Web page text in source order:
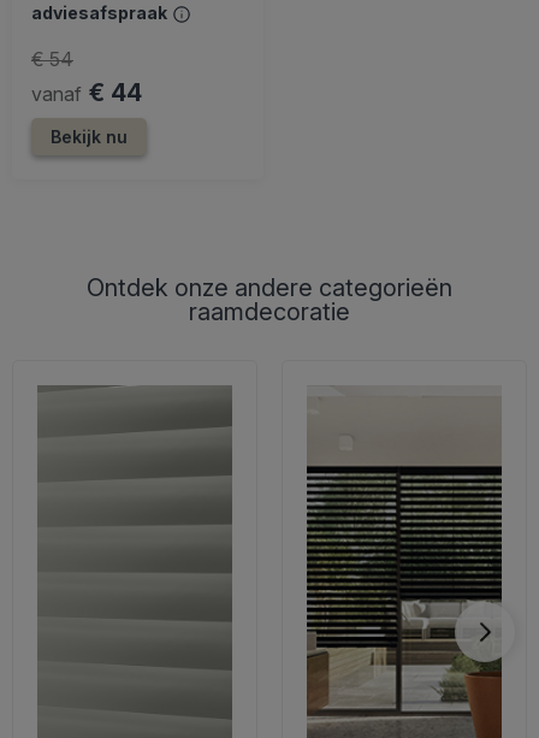
adviesafspraak
vanaf € 44
€ 54
Bekijk nu
Ontdek onze andere categorieën
raamdecoratie